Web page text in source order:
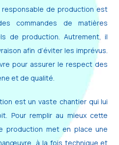
de production est
commandes de matières
de production. Autrement, il
afin d’éviter les imprévus.
pour assurer le respect des
et de qualité.
est un vaste chantier qui lui
Pour remplir au mieux cette
production met en place une
à la fois technique et